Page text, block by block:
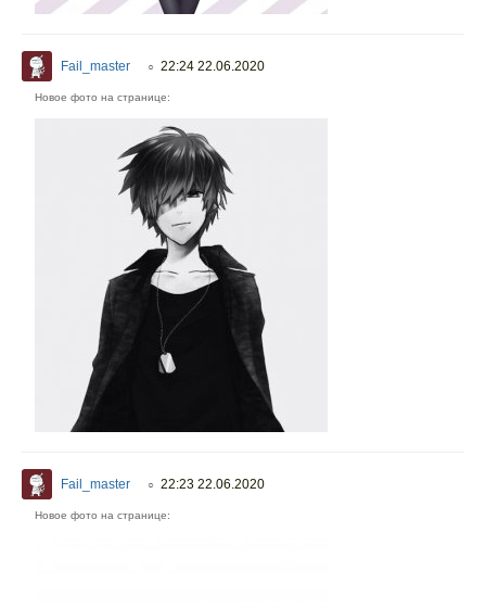
Fail_master ○ 22:24 22.06.2020
Новое фото на странице:
Fail_master ○ 22:23 22.06.2020
Новое фото на странице: